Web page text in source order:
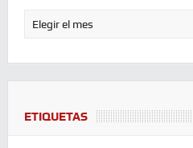
ETIQUETAS